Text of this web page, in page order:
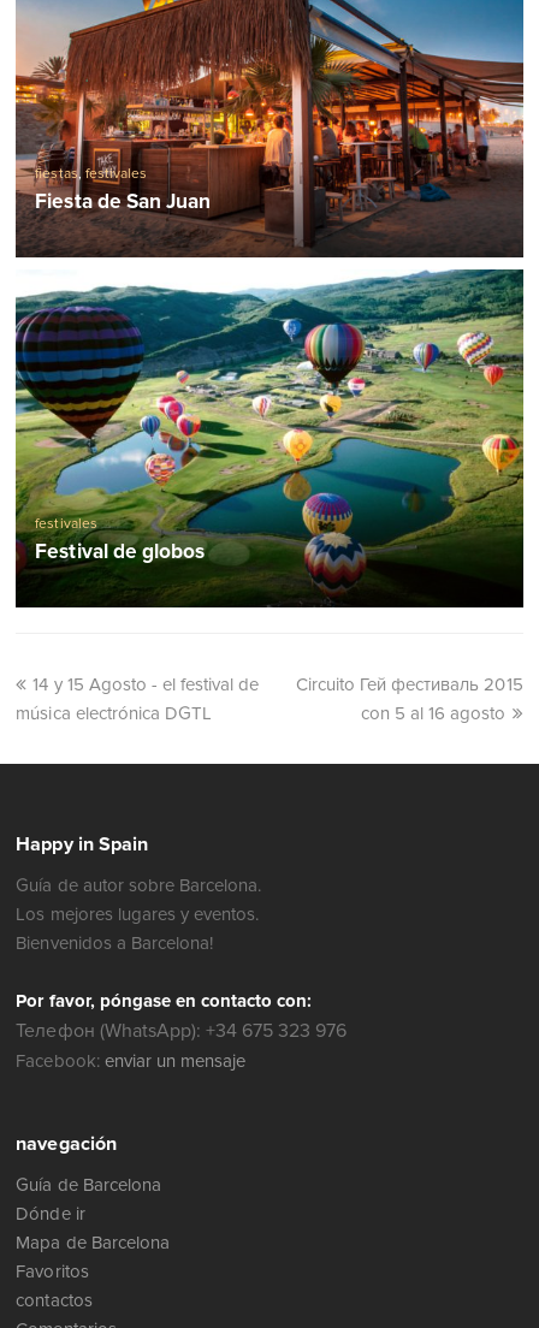
fiestas, festivales
Fiesta de San Juan
festivales
Festival de globos
14 y 15 Agosto - el festival de
música electrónica DGTL
Circuito Гей фестиваль 2015
con 5 al 16 agosto
Happy in Spain
Guía de autor sobre Barcelona.
Los mejores lugares y eventos.
Bienvenidos a Barcelona!
Por favor, póngase en contacto con:
Телефон (WhatsApp): +34 675 323 976
Facebook: enviar un mensaje
navegación
Guía de Barcelona
Dónde ir
Mapa de Barcelona
Favoritos
contactos